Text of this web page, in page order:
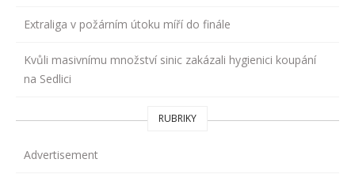
Extraliga v požárním útoku míří do finále
Kvůli masivnímu množství sinic zakázali hygienici koupání
na Sedlici
RUBRIKY
Advertisement